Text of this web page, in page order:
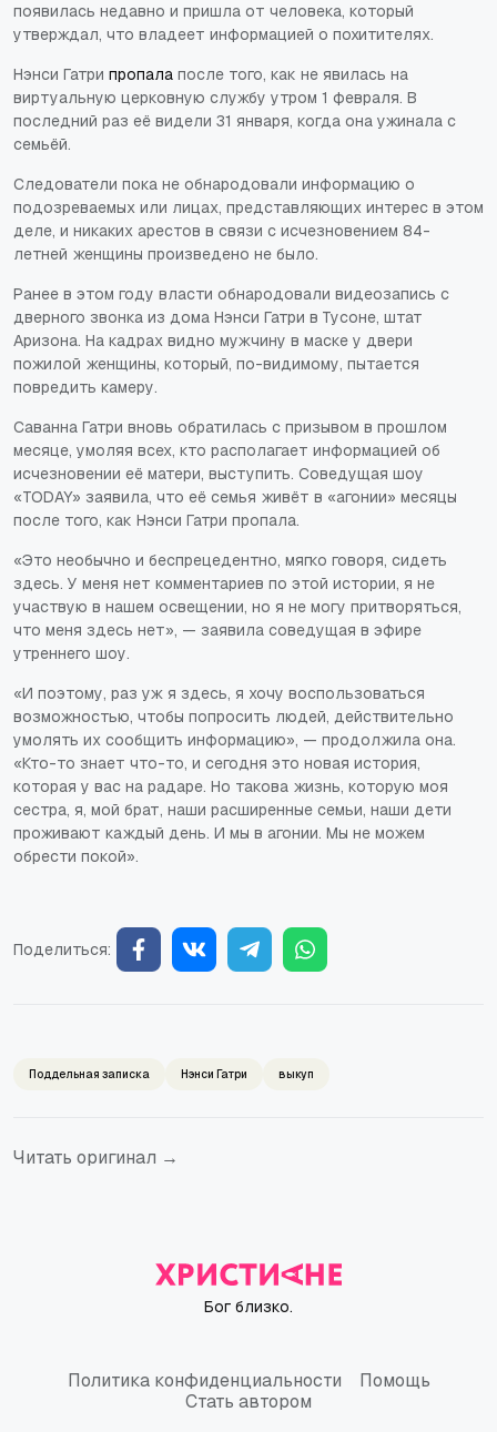
появилась недавно и пришла от человека, который
утверждал, что владеет информацией о похитителях.
Нэнси Гатри пропала после того, как не явилась на
виртуальную церковную службу утром 1 февраля. В
последний раз её видели 31 января, когда она ужинала с
семьёй.
Следователи пока не обнародовали информацию о
подозреваемых или лицах, представляющих интерес в этом
деле, и никаких арестов в связи с исчезновением 84-
летней женщины произведено не было.
Ранее в этом году власти обнародовали видеозапись с
дверного звонка из дома Нэнси Гатри в Тусоне, штат
Аризона. На кадрах видно мужчину в маске у двери
пожилой женщины, который, по-видимому, пытается
повредить камеру.
Саванна Гатри вновь обратилась с призывом в прошлом
месяце, умоляя всех, кто располагает информацией об
исчезновении её матери, выступить. Соведущая шоу
«TODAY» заявила, что её семья живёт в «агонии» месяцы
после того, как Нэнси Гатри пропала.
«Это необычно и беспрецедентно, мягко говоря, сидеть
здесь. У меня нет комментариев по этой истории, я не
участвую в нашем освещении, но я не могу притворяться,
что меня здесь нет», — заявила соведущая в эфире
утреннего шоу.
«И поэтому, раз уж я здесь, я хочу воспользоваться
возможностью, чтобы попросить людей, действительно
умолять их сообщить информацию», — продолжила она.
«Кто-то знает что-то, и сегодня это новая история,
которая у вас на радаре. Но такова жизнь, которую моя
сестра, я, мой брат, наши расширенные семьи, наши дети
проживают каждый день. И мы в агонии. Мы не можем
обрести покой».
Поделиться:
Поддельная записка Нэнси Гатри выкуп
Читать оригинал →
Бог близко.
Политика конфиденциальности
Политика конфиденциальности
Помощь
Стать автором